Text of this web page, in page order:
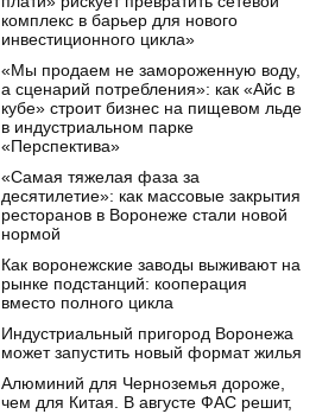
комплекс в барьер для нового
инвестиционного цикла»
«Мы продаем не замороженную воду,
а сценарий потребления»: как «Айс в
кубе» строит бизнес на пищевом льде
в индустриальном парке
«Перспектива»
«Самая тяжелая фаза за
десятилетие»: как массовые закрытия
ресторанов в Воронеже стали новой
нормой
Как воронежские заводы выживают на
рынке подстанций: кооперация
вместо полного цикла
Индустриальный пригород Воронежа
может запустить новый формат жилья
Алюминий для Черноземья дороже,
чем для Китая. В августе ФАС решит,